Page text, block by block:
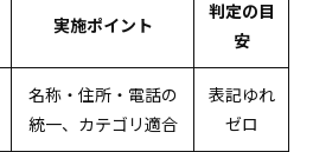
実施ポイント
判定の目
安
名称・住所・電話の
統一、カテゴリ適合
表記ゆれ
ゼロ